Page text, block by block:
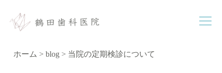
ホーム > blog > 当院の定期検診について